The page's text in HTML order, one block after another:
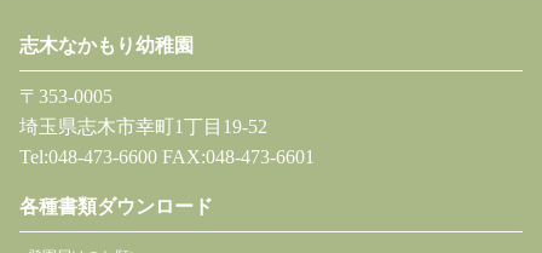
志木なかもり幼稚園
〒353-0005
埼玉県志木市幸町1丁目19-52
Tel:048-473-6600 FAX:048-473-6601
各種書類ダウンロード